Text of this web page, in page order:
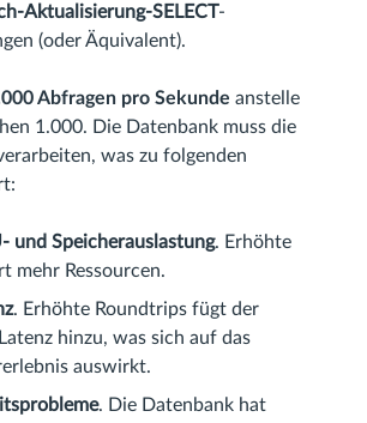
Aktualisierung-SELECT-
(oder Äquivalent).
Abfragen pro Sekunde anstelle
1.000. Die Datenbank muss die
was zu folgenden
und Speicherauslastung. Erhöhte
mehr Ressourcen.
. Erhöhte Roundtrips fügt der
hinzu, was sich auf das
auswirkt.
. Die Datenbank hat